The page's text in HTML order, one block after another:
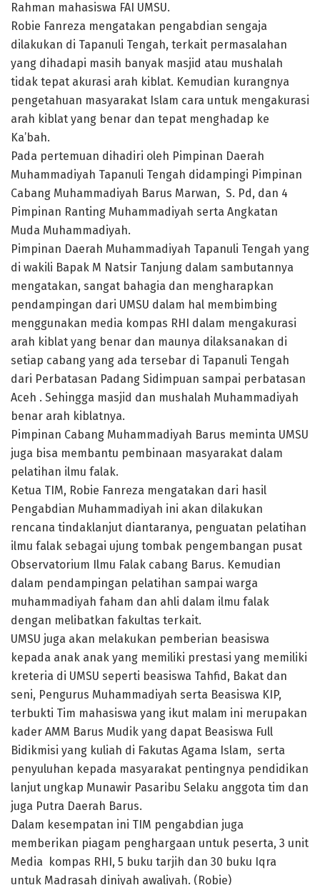
Rahman mahasiswa FAI UMSU.
Robie Fanreza mengatakan pengabdian sengaja
dilakukan di Tapanuli Tengah, terkait permasalahan
yang dihadapi masih banyak masjid atau mushalah
tidak tepat akurasi arah kiblat. Kemudian kurangnya
pengetahuan masyarakat Islam cara untuk mengakurasi
arah kiblat yang benar dan tepat menghadap ke
Ka’bah.
Pada pertemuan dihadiri oleh Pimpinan Daerah
Muhammadiyah Tapanuli Tengah didampingi Pimpinan
Cabang Muhammadiyah Barus Marwan, S. Pd, dan 4
Pimpinan Ranting Muhammadiyah serta Angkatan
Muda Muhammadiyah.
Pimpinan Daerah Muhammadiyah Tapanuli Tengah yang
di wakili Bapak M Natsir Tanjung dalam sambutannya
mengatakan, sangat bahagia dan mengharapkan
pendampingan dari UMSU dalam hal membimbing
menggunakan media kompas RHI dalam mengakurasi
arah kiblat yang benar dan maunya dilaksanakan di
setiap cabang yang ada tersebar di Tapanuli Tengah
dari Perbatasan Padang Sidimpuan sampai perbatasan
Aceh . Sehingga masjid dan mushalah Muhammadiyah
benar arah kiblatnya.
Pimpinan Cabang Muhammadiyah Barus meminta UMSU
juga bisa membantu pembinaan masyarakat dalam
pelatihan ilmu falak.
Ketua TIM, Robie Fanreza mengatakan dari hasil
Pengabdian Muhammadiyah ini akan dilakukan
rencana tindaklanjut diantaranya, penguatan pelatihan
ilmu falak sebagai ujung tombak pengembangan pusat
Observatorium Ilmu Falak cabang Barus. Kemudian
dalam pendampingan pelatihan sampai warga
muhammadiyah faham dan ahli dalam ilmu falak
dengan melibatkan fakultas terkait.
UMSU juga akan melakukan pemberian beasiswa
kepada anak anak yang memiliki prestasi yang memiliki
kreteria di UMSU seperti beasiswa Tahfid, Bakat dan
seni, Pengurus Muhammadiyah serta Beasiswa KIP,
terbukti Tim mahasiswa yang ikut malam ini merupakan
kader AMM Barus Mudik yang dapat Beasiswa Full
Bidikmisi yang kuliah di Fakutas Agama Islam, serta
penyuluhan kepada masyarakat pentingnya pendidikan
lanjut ungkap Munawir Pasaribu Selaku anggota tim dan
juga Putra Daerah Barus.
Dalam kesempatan ini TIM pengabdian juga
memberikan piagam penghargaan untuk peserta, 3 unit
Media kompas RHI, 5 buku tarjih dan 30 buku Iqra
untuk Madrasah diniyah awaliyah. (Robie)